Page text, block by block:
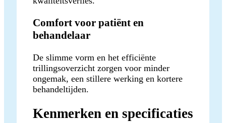
Comfort voor patiënt en
behandelaar
De slimme vorm en het efficiënte
trillingsoverzicht zorgen voor minder
ongemak, een stillere werking en kortere
behandeltijden.
Kenmerken en specificaties